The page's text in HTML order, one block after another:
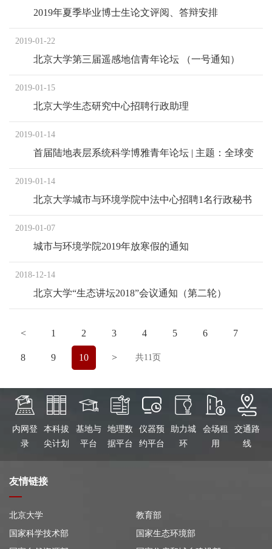
2019年夏季毕业博士生论文评阅、答辩安排
2019-01-22
北京大学第三届遥感地信青年论坛 （一号通知）
2019-01-15
北京大学生态研究中心招聘行政助理
2019-01-14
首届陆地表层系统科学博雅青年论坛 | 主题：全球变
化与碳氮循环
2019-01-14
北京大学城市与环境学院中法中心招聘1名行政秘书
2019-01-07
城市与环境学院2019年放寒假的通知
2018-12-14
北京大学“生态讲坛2018”会议通知（第二轮）
< 1 2 3 4 5 6 7
8 9 10 > 共11页
内网登
录
本科拔
尖计划
基地与
平台
地理数
据平台
仪器预
约平台
助力城
环
会场租
用
交通路
线
友情链接
北京大学
教育部
国家科学技术部
国家生态环境部